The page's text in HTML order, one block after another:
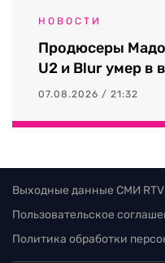
НОВОСТИ
Продюсеры
U2 и Blur умер в
07.08.2026 / 21:32
Выходные данные СМИ
Пользовательское
Политика обработки